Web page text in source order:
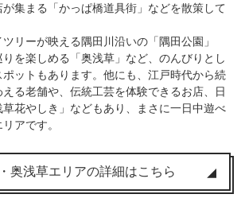
集まる「かっぱ橋道具街」などを散策して
リーが映える隅田川沿いの「隅田公園」
を楽しめる「奥浅草」など、のんびりとし
ットもあります。他にも、江戸時代から続
える老舗や、伝統工芸を体験できるお店、日
花やしき」などもあり、まさに一日中遊べ
アです。
奥浅草エリアの詳細はこちら